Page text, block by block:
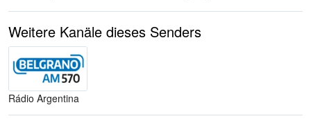
Weitere Kanäle dieses Senders
Rádio Argentina